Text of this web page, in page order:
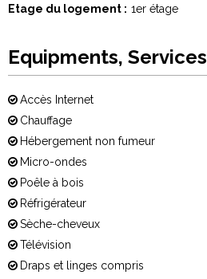
Etage du logement 1er étage
Equipments, Services
Accès Internet
Chauffage
Hébergement non fumeur
Micro-ondes
Poêle à bois
Réfrigérateur
Sèche-cheveux
Télévision
Draps et linges compris